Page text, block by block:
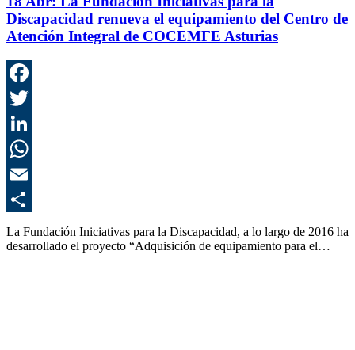
Discapacidad renueva el equipamiento del Centro de
Atención Integral de COCEMFE Asturias
La Fundación Iniciativas para la Discapacidad, a lo largo de 2016 ha
desarrollado el proyecto “Adquisición de equipamiento para el…